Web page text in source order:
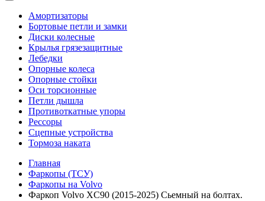
Амортизаторы
Бортовые петли и замки
Диски колесные
Крылья грязезащитные
Лебедки
Опорные колеса
Опорные стойки
Оси торсионные
Петли дышла
Противоткатные упоры
Рессоры
Сцепные устройства
Тормоза наката
Главная
Фаркопы (ТСУ)
Фаркопы на Volvo
Фаркоп Volvo XC90 (2015-2025) Сьемный на болтах.